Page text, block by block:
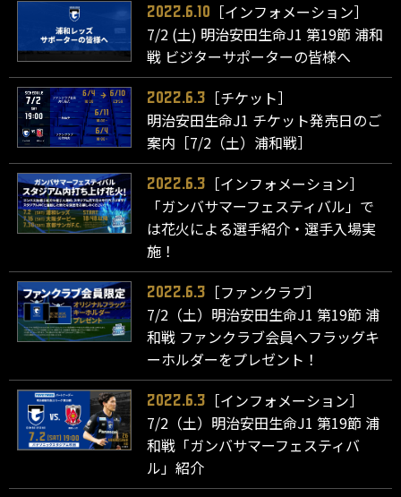
2022.6.10
［インフォメーション］
7/2 (土) 明治安田生命J1 第19節 浦和
戦 ビジターサポーターの皆様へ
2022.6.3
［チケット］
明治安田生命J1 チケット発売日のご
案内［7/2（土）浦和戦］
2022.6.3
［インフォメーション］
「ガンバサマーフェスティバル」で
は花火による選手紹介・選手入場実
施！
2022.6.3
［ファンクラブ］
7/2（土）明治安田生命J1 第19節 浦
和戦 ファンクラブ会員へフラッグキ
ーホルダーをプレゼント！
2022.6.3
［インフォメーション］
7/2（土）明治安田生命J1 第19節 浦
和戦「ガンバサマーフェスティバ
ル」紹介